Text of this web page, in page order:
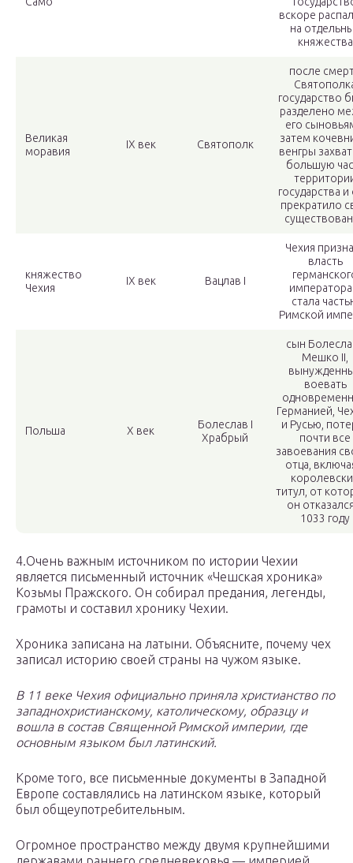
вскоре
на
княжества
Великая
моравия
IX век Святополк
после
государство
разделено
его
затем
венгры
большую
государства
прекратило
княжество
Чехия
IX век Вацлав I
Чехия
власть
стала
Римской
Польша X век
Болеслав I
Храбрый
сын
Мешко II,
воевать
Германией,
и Русью,
почти все
завоевания
отца,
титул, от
он
1033 году
4.Очень важным источником по истории Чехии
является письменный источник «Чешская хроника»
Козьмы Пражского. Он собирал предания, легенды,
грамоты и составил хронику Чехии.
Хроника записана на латыни. Объясните, почему чех
записал историю своей страны на чужом языке.
В 11 веке Чехия официально приняла христианство по
западнохристианскому, католическому, образцу и
вошла в состав Священной Римской империи, где
основным языком был латинский.
Кроме того, все письменные документы в Западной
Европе составлялись на латинском языке, который
был общеупотребительным.
Огромное пространство между двумя крупнейшими